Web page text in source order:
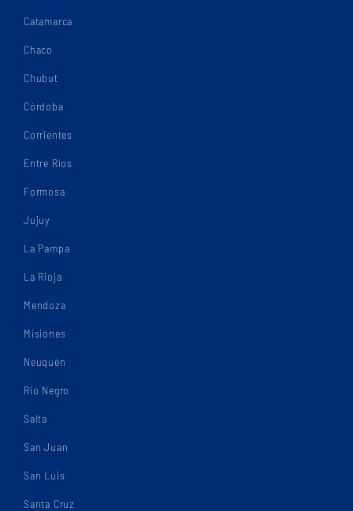
Catamarca
Chaco
Chubut
Córdoba
Corrientes
Entre Ríos
Formosa
Jujuy
La Pampa
La Rioja
Mendoza
Misiones
Neuquén
Río Negro
Salta
San Juan
San Luis
Santa Cruz